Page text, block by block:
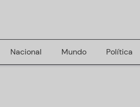
Nacional Mundo Política